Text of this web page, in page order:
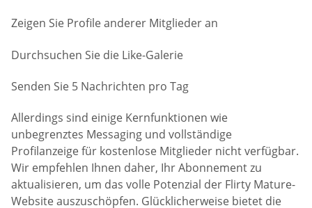
Zeigen Sie Profile anderer Mitglieder an
Durchsuchen Sie die Like-Galerie
Senden Sie 5 Nachrichten pro Tag
Allerdings sind einige Kernfunktionen wie
unbegrenztes Messaging und vollständige
Profilanzeige für kostenlose Mitglieder nicht verfügbar.
Wir empfehlen Ihnen daher, Ihr Abonnement zu
aktualisieren, um das volle Potenzial der Flirty Mature-
Website auszuschöpfen. Glücklicherweise bietet die